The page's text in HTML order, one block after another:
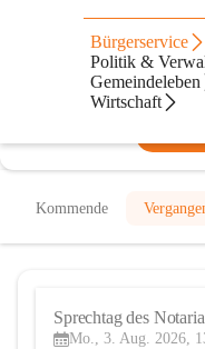
Bürgerservice
Politik &
Gemeindeleben
Wirtschaft
Markt
Kommende
Mo., 3. Aug. 2026,